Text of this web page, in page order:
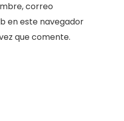
correo
en este navegador
que comente.